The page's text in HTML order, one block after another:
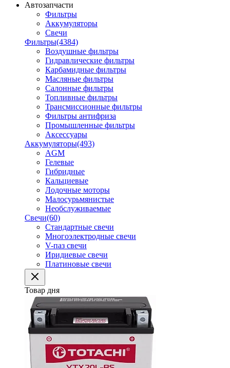
Автозапчасти
Фильтры
Аккумуляторы
Свечи
Фильтры(4384)
Воздушные фильтры
Гидравлические фильтры
Карбамидные фильтры
Масляные фильтры
Салонные фильтры
Топливные фильтры
Трансмиссионные фильтры
Фильтры антифриза
Промышленные фильтры
Аксессуары
Аккумуляторы(493)
AGM
Гелевые
Гибридные
Кальциевые
Лодочные моторы
Малосурьмянистые
Необслуживаемые
Свечи(60)
Стандартные свечи
Многоэлектродные свечи
V-паз свечи
Иридиевые свечи
Платиновые свечи
Товар дня